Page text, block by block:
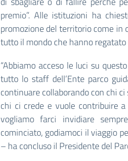
premio”. Alle istituzioni ha
promozione del territorio come in
tutto il mondo che hanno
“Abbiamo acceso le luci su
tutto lo staff dell’Ente parco
continuare collaborando con chi
chi ci crede e vuole contribuire
vogliamo farci invidiare
cominciato, godiamoci il viaggio
– ha concluso il Presidente del